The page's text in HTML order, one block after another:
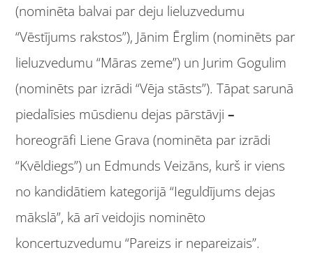
(nominēta balvai par deju lieluzvedumu
“Vēstījums rakstos”), Jānim Ērglim (nominēts par
lieluzvedumu “Māras zeme”) un Jurim Gogulim
(nominēts par izrādi “Vēja stāsts”). Tāpat sarunā
piedalīsies mūsdienu dejas pārstāvji–
horeogrāfi Liene Grava (nominēta par izrādi
“Kvēldiegs”) un Edmunds Veizāns, kurš ir viens
no kandidātiem kategorijā “Ieguldījums dejas
mākslā”, kā arī veidojis nominēto
koncertuzvedumu “Pareizs ir nepareizais”.